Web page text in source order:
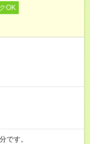
OK
分です。